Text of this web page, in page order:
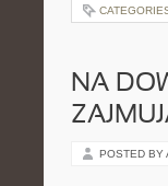
NA
POSTED BY